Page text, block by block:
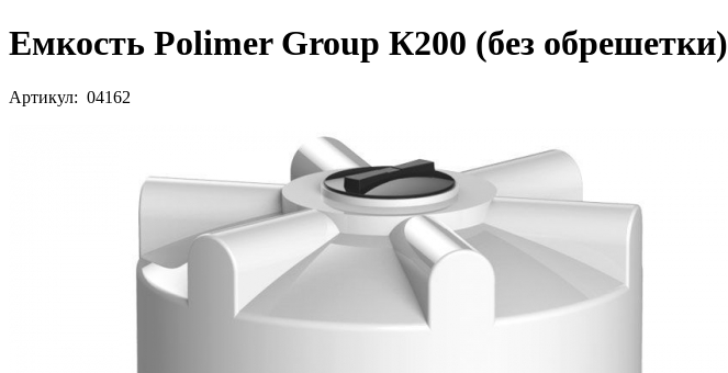
Емкость Polimer Group К200 (без обрешетки)
Артикул: 04162